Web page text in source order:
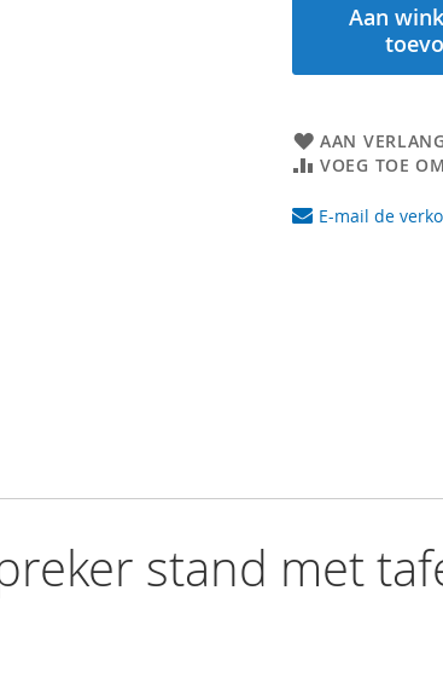
Aan
AAN
VOEG TOE
E-mail de
stand met